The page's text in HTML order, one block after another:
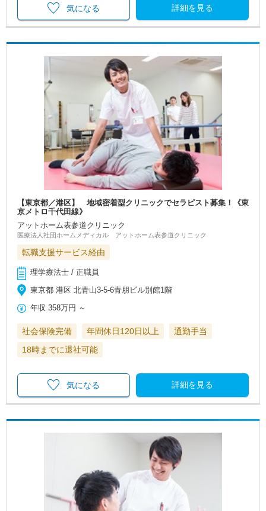
詳細を見る
気になる
【東京都／港区】 地域密着型クリニックでセラピスト募集！《東
京メトロ千代田線》
アットホーム表参道クリニック
医療法人社団ホームメディカル アットホーム表参道クリニック
転職支援サービス経由
理学療法士 / 正職員
東京都 港区 北青山3-5-6青朋ビル別館1階
年収 358万円 ～
社会保険完備 年間休日120日以上
通勤手当
18時までに退社可能
詳細を見る
気になる